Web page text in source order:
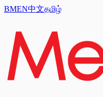
BMEN中文தமிழ்